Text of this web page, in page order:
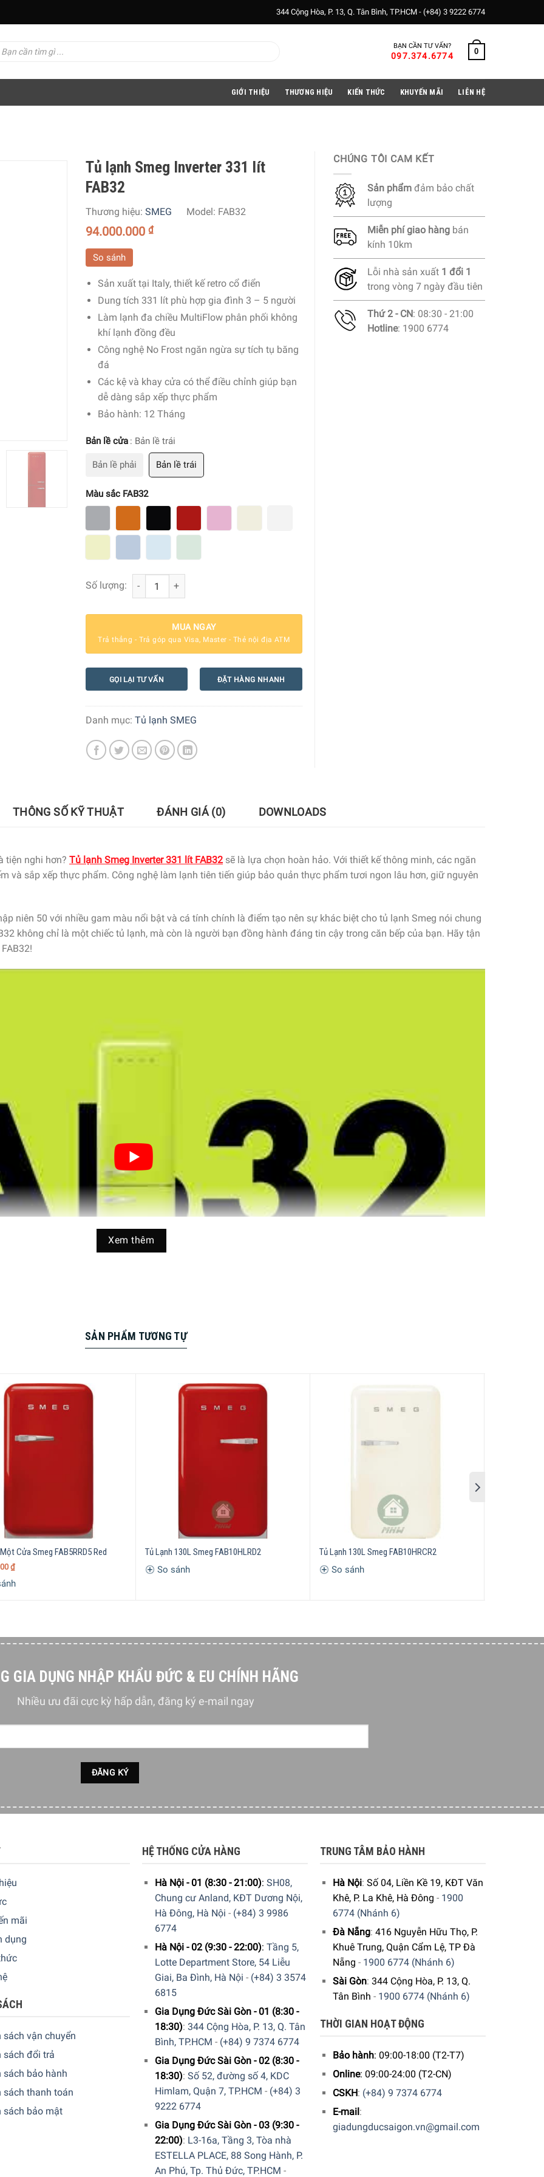
344 Cộng Hòa, P. 13, Q. Tân Bình, TP.HCM - (+84) 3 9222 6774
BẠN CẦN TƯ VẤN?
097.374.6774 0
GIỚI THIỆU THƯƠNG HIỆU KIẾN THỨC KHUYẾN MÃI LIÊN HỆ
Tủ lạnh Smeg Inverter 331 lít
FAB32
Thương hiệu: SMEG Model: FAB32
94.000.000 ₫
So sánh
Sản xuất tại Italy, thiết kế retro cổ điển
Dung tích 331 lít phù hợp gia đình 3 – 5 người
Làm lạnh đa chiều MultiFlow phân phối không
khí lạnh đồng đều
Công nghệ No Frost ngăn ngừa sự tích tụ băng
đá
Các kệ và khay cửa có thể điều chỉnh giúp bạn
dễ dàng sắp xếp thực phẩm
Bảo hành: 12 Tháng
Bản lề cửa : Bản lề trái
Bản lề phải Bản lề trái
Màu sắc FAB32
Số lượng: Tủ lạnh Smeg Inverter 331 lít FAB32 số lượng
MUA NGAY
Trả thẳng - Trả góp qua Visa, Master - Thẻ nội địa ATM
GỌI LẠI TƯ VẤN ĐẶT HÀNG NHANH
Danh mục: Tủ lạnh SMEG
CHÚNG TÔI CAM KẾT
Sản phẩm đảm bảo chất
lượng
Miễn phígiao hàng bán
kính 10km
Lỗi nhà sản xuất 1 đổi 1
trong vòng 7 ngày đầu tiên
Thứ 2 - CN: 08:30 - 21:00
Hotline: 1900 6774
THÔNG SỐ KỸ THUẬT ĐÁNH GIÁ (0) DOWNLOADS
tiện nghi hơn? Tủ lạnh Smeg Inverter 331 lít FAB32 sẽ là lựa chọn hoàn hảo. Với thiết kế thông minh, các ngăn
và sắp xếp thực phẩm. Công nghệ làm lạnh tiên tiến giúp bảo quản thực phẩm tươi ngon lâu hơn, giữ nguyên
niên 50 với nhiều gam màu nổi bật và cá tính chính là điểm tạo nên sự khác biệt cho tủ lạnh Smeg nói chung
không chỉ là một chiếc tủ lạnh, mà còn là người bạn đồng hành đáng tin cậy trong căn bếp của bạn. Hãy tận
tủ lạnh Smeg Inverter 331 lít FAB32
ngăn đá dưới – Độc lập
nhanh
Holiday
nhiệt độ
báo mở cửa
ngăn lạnh trong suốt có con lăn kéo thả nhẹ nhàng
cm x Rộng 60,1 cm x Sâu 72,8 cm – Nặng 117 kg
Xem thêm
SẢN PHẨM TƯƠNG TỰ
Cửa Smeg FAB5RRD5 Red
₫
Tủ Lạnh 130L Smeg FAB10HLRD2
So sánh
Tủ Lạnh 130L Smeg FAB10HRCR2
So sánh
GIA DỤNG NHẬP KHẨU ĐỨC & EU CHÍNH HÃNG
Nhiều ưu đãi cực kỳ hấp dẫn, đăng ký e-mail ngay
mãi
dụng
sách vận chuyển
sách đổi trả
sách bảo hành
sách thanh toán
sách bảo mật
HỆ THỐNG CỬA HÀNG
Hà Nội - 01 (8:30 - 21:00): SH08,
Chung cư Anland, KĐT Dương Nội,
Hà Đông, Hà Nội - (+84) 3 9986
6774
Hà Nội - 02 (9:30 - 22:00): Tầng 5,
Lotte Department Store, 54 Liễu
Giai, Ba Đình, Hà Nội - (+84) 3 3574
6815
Gia Dụng Đức Sài Gòn - 01 (8:30 -
18:30): 344 Cộng Hòa, P. 13, Q. Tân
Bình, TP.HCM - (+84) 9 7374 6774
Gia Dụng Đức Sài Gòn - 02 (8:30 -
18:30): Số 52, đường số 4, KDC
Himlam, Quận 7, TP.HCM - (+84) 3
9222 6774
Gia Dụng Đức Sài Gòn - 03 (9:30 -
22:00): L3-16a, Tầng 3, Tòa nhà
ESTELLA PLACE, 88 Song Hành, P.
An Phú, Tp. Thủ Đức, TP.HCM -
TRUNG TÂM BẢO HÀNH
Hà Nội: Số 04, Liền Kề 19, KĐT Văn
Khê, P. La Khê, Hà Đông - 1900
6774 (Nhánh 6)
Đà Nẵng: 416 Nguyễn Hữu Thọ, P.
Khuê Trung, Quận Cẩm Lệ, TP Đà
Nẵng - 1900 6774 (Nhánh 6)
Sài Gòn: 344 Cộng Hòa, P. 13, Q.
Tân Bình - 1900 6774 (Nhánh 6)
THỜI GIAN HOẠT ĐỘNG
Bảo hành: 09:00-18:00 (T2-T7)
Online: 09:00-24:00 (T2-CN)
CSKH: (+84) 9 7374 6774
E-mail:
giadungducsaigon.vn@gmail.com